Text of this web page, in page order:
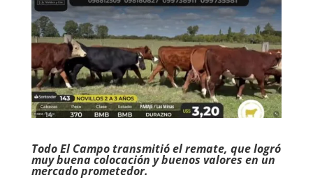
Todo El Campo transmitió el remate, que logró
muy buena colocación y buenos valores en un
mercado prometedor.